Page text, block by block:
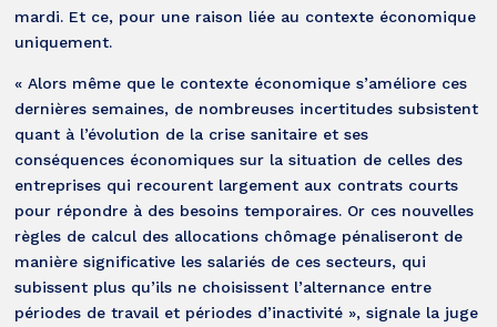
mardi. Et ce, pour une raison liée au contexte économique
uniquement.
« Alors même que le contexte économique s’améliore ces
dernières semaines, de nombreuses incertitudes subsistent
quant à l’évolution de la crise sanitaire et ses
conséquences économiques sur la situation de celles des
entreprises qui recourent largement aux contrats courts
pour répondre à des besoins temporaires. Or ces nouvelles
règles de calcul des allocations chômage pénaliseront de
manière significative les salariés de ces secteurs, qui
subissent plus qu’ils ne choisissent l’alternance entre
périodes de travail et périodes d’inactivité », signale la juge